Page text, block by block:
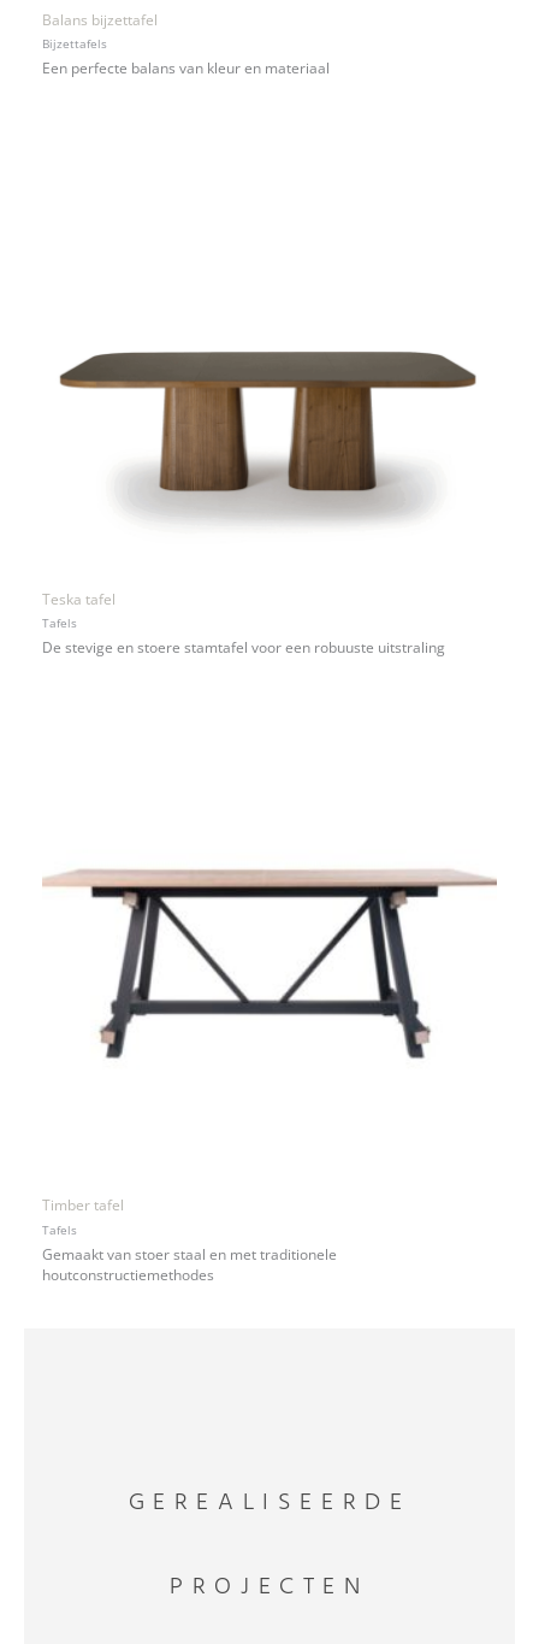
Balans bijzettafel
Bijzettafels
Een perfecte balans van kleur en materiaal
Teska tafel
Tafels
De stevige en stoere stamtafel voor een robuuste uitstraling
Timber tafel
Tafels
Gemaakt van stoer staal en met traditionele
houtconstructiemethodes
GEREALISEERDE
PROJECTEN